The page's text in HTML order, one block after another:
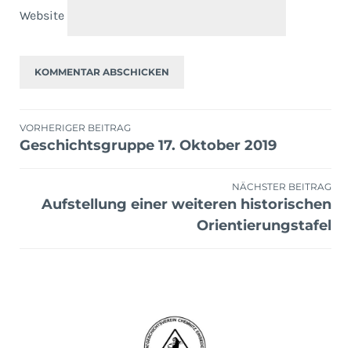
Website
Beitragsnavigation
VORHERIGER BEITRAG
Geschichtsgruppe 17. Oktober 2019
NÄCHSTER BEITRAG
Aufstellung einer weiteren historischen
Orientierungstafel